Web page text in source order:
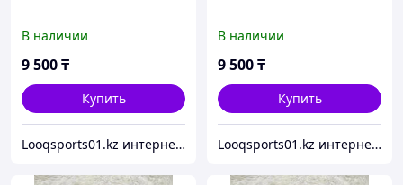
В наличии
9 500₸
Купить
Looqsports01.kz интернет-магазин спортивных товаров
В наличии
9 500₸
Купить
Looqsports01.kz интернет-магазин спортивных товаров